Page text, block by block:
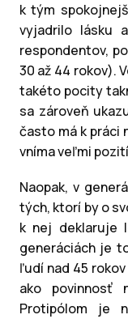
k tým
vyjadrilo lásku
respondentov,
30 až 44 rokov).
takéto pocity
sa zároveň
často má k práci
vníma veľmi
Naopak, v
tých, ktorí by o
k nej deklaruje
generáciách je
ľudí nad 45
ako povinnosť
Protipólom je